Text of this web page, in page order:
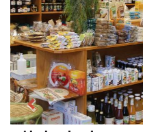
Previous